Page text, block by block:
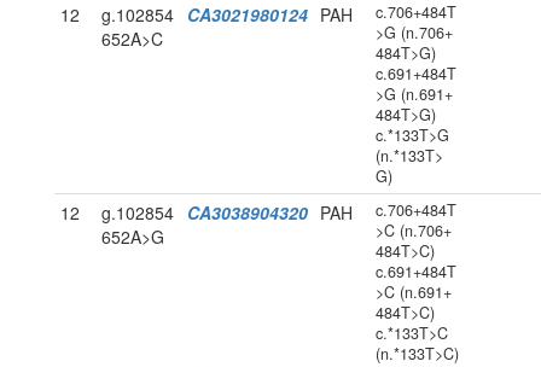
12
g.102854
652A>C
CA3021980124 PAH
c.706+484T
>G (n.706+
484T>G)
c.691+484T
>G (n.691+
484T>G)
c.*133T>G
(n.*133T>
G)
12
g.102854
652A>G
CA3038904320 PAH
c.706+484T
>C (n.706+
484T>C)
c.691+484T
>C (n.691+
484T>C)
c.*133T>C
(n.*133T>C)